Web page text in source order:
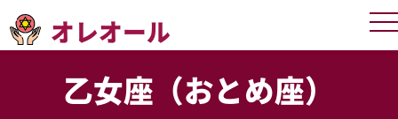
オレオール
乙女座（おとめ座）